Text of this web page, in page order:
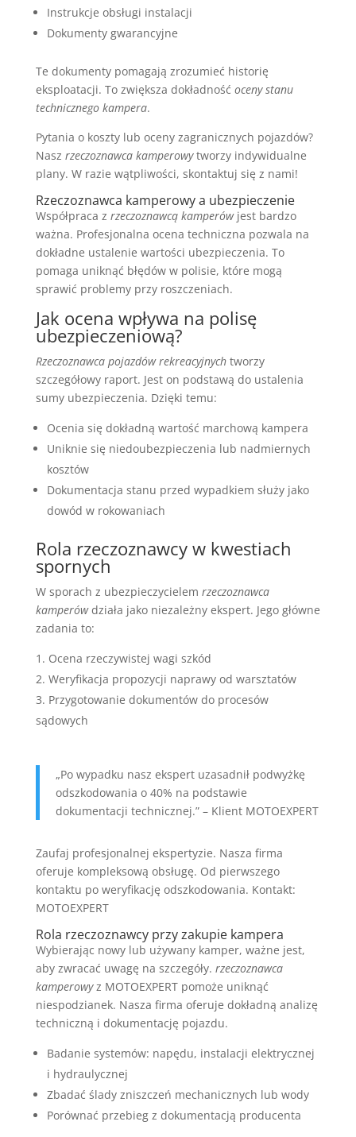
Instrukcje obsługi instalacji
Dokumenty gwarancyjne
Te dokumenty pomagają zrozumieć historię
eksploatacji. To zwiększa dokładność oceny stanu
technicznego kampera.
Pytania o koszty lub oceny zagranicznych pojazdów?
Nasz rzeczoznawca kamperowytworzy indywidualne
plany. W razie wątpliwości, skontaktuj się z nami!
Rzeczoznawca kamperowy a ubezpieczenie
Współpraca z rzeczoznawcą kamperówjest bardzo
ważna. Profesjonalna ocena techniczna pozwala na
dokładne ustalenie wartości ubezpieczenia. To
pomaga uniknąć błędów w polisie, które mogą
sprawić problemy przy roszczeniach.
Jak ocena wpływa na polisę
ubezpieczeniową?
Rzeczoznawca pojazdów rekreacyjnychtworzy
szczegółowy raport. Jest on podstawą do ustalenia
sumy ubezpieczenia. Dzięki temu:
Ocenia się dokładną wartość marchową kampera
Uniknie się niedoubezpieczenia lub nadmiernych
kosztów
Dokumentacja stanu przed wypadkiem służy jako
dowód w rokowaniach
Rola rzeczoznawcy w kwestiach
spornych
W sporach z ubezpieczycielem rzeczoznawca
kamperówdziała jako niezależny ekspert. Jego główne
zadania to:
Ocena rzeczywistej wagi szkód
Weryfikacja propozycji naprawy od warsztatów
Przygotowanie dokumentów do procesów
sądowych
„Po wypadku nasz ekspert uzasadnił podwyżkę
odszkodowania o 40% na podstawie
dokumentacji technicznej.” – Klient MOTOEXPERT
Zaufaj profesjonalnej ekspertyzie. Nasza firma
oferuje kompleksową obsługę. Od pierwszego
kontaktu po weryfikację odszkodowania. Kontakt:
MOTOEXPERT
Rola rzeczoznawcy przy zakupie kampera
Wybierając nowy lub używany kamper, ważne jest,
aby zwracać uwagę na szczegóły. rzeczoznawca
kamperowyz MOTOEXPERT pomoże uniknąć
niespodzianek. Nasza firma oferuje dokładną analizę
techniczną i dokumentację pojazdu.
Badanie systemów: napędu, instalacji elektrycznej
i hydraulycznej
Zbadać ślady zniszczeń mechanicznych lub wody
Porównać przebieg z dokumentacją producenta